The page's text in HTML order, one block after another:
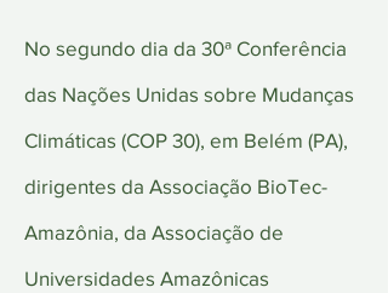
No segundo dia da 30ª Conferência
das Nações Unidas sobre Mudanças
Climáticas (COP 30), em Belém (PA),
dirigentes da Associação BioTec-
Amazônia, da Associação de
Universidades Amazônicas